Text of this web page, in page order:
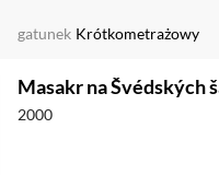
gatunek Krótkometrażowy
Masakr na Švédských
2000